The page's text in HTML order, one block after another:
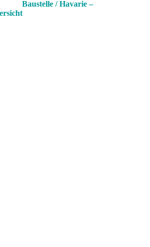
Baustelle / Havarie –